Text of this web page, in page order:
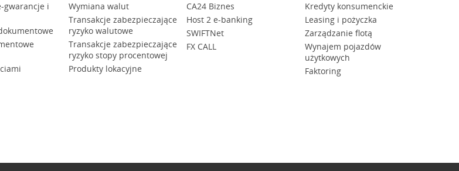
gwarancje i
Wymiana walut
Transakcje zabezpieczające
ryzyko walutowe
Transakcje zabezpieczające
ryzyko stopy procentowej
Produkty lokacyjne
CA24 Biznes
Host 2 e-banking
SWIFTNet
FX CALL
Kredyty konsumenckie
Leasing i pożyczka
Zarządzanie flotą
Wynajem pojazdów
użytkowych
Faktoring